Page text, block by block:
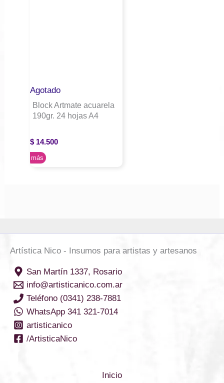
Agotado
Block Artmate acuarela
190gr. 24 hojas A4
$ 14.500
Leer más
Artística Nico - Insumos para artistas y artesanos
San Martín 1337, Rosario
info@artisticanico.com.ar
Teléfono (0341) 238-7881
WhatsApp 341 321-7014
artisticanico
/ArtisticaNico
Inicio